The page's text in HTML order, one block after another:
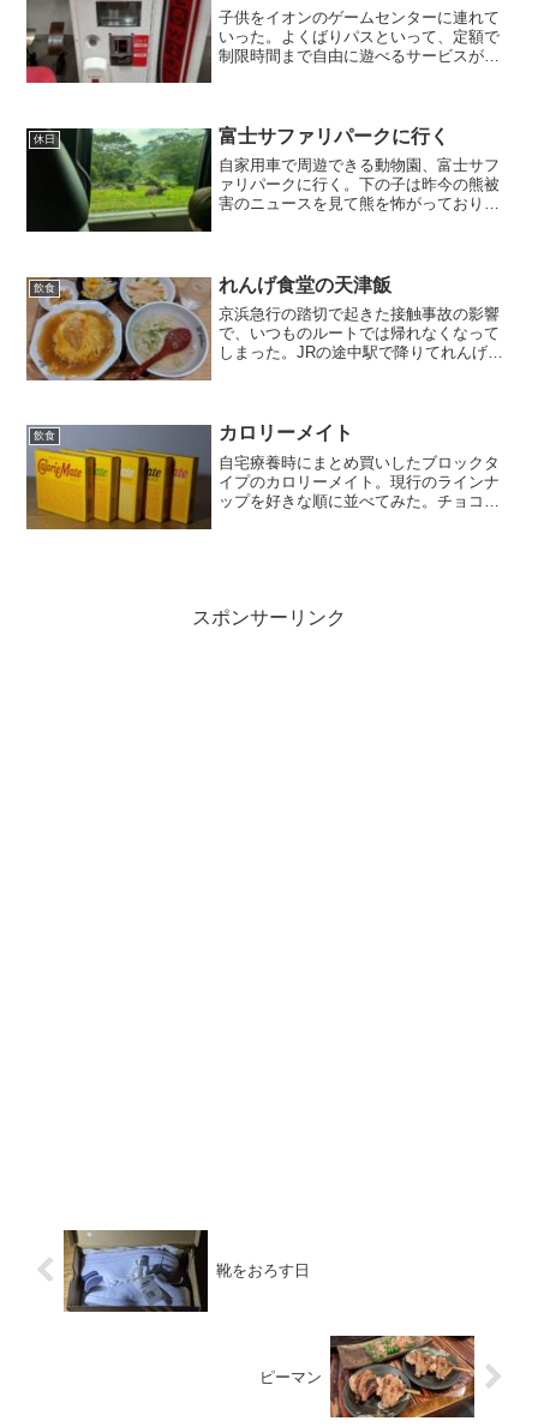
子供をイオンのゲームセンターに連れて
いった。よくばりパスといって、定額で
制限時間まで自由に遊べるサービスがあ
の機種だが、スーパ...
休日 富士サファリパークに行く
自家用車で周遊できる動物園、富士サフ
ァリパークに行く。下の子は昨今の熊被
害のニュースを見て熊を怖がっており最
キリン、サイ等草食動物の...
飲食 れんげ食堂の天津飯
京浜急行の踏切で起きた接触事故の影響
で、いつものルートでは帰れなくなって
しまった。JRの途中駅で降りてれんげ食
飲食 カロリーメイト
自宅療養時にまとめ買いしたブロックタ
イプのカロリーメイト。現行のラインナ
ップを好きな順に並べてみた。チョコ味
スポンサーリンク
靴をおろす日
ピーマン